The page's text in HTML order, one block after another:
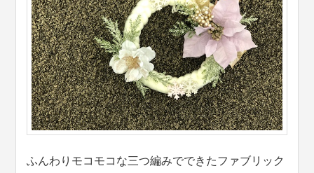
ふんわりモコモコな三つ編みでできたファブリック